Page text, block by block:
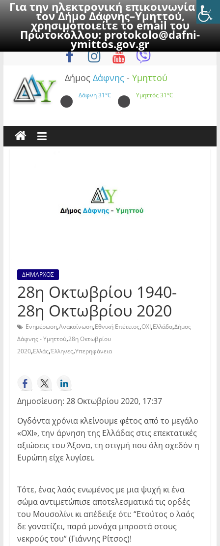
Για την ηλεκτρονική επικοινωνία με
τον Δήμο Δάφνης–Υμηττού,
χρησιμοποιείτε το email του
Πρωτοκόλλου:protokolo@dafni-
ymittos.gov.gr
to
Σάββατο, 8 Αυγούστου 2026
Δήμος Δάφνης - Υμηττού
Δάφνη31°C Υμηττός31°C
ΔΗΜΑΡΧΟΣ
28η Οκτωβρίου 1940-
28η Οκτωβρίου 2020
Ενημέρωση,Ανακοίνωση,Εθνική Επέτειος,ΟΧΙ,Ελλάδα,Δήμος
Δάφνης - Υμηττού,28η Οκτωβρίου
2020,Ελλάς,Έλληνες,Υπερηφάνεια
Δημοσίευση: 28 Οκτωβρίου 2020, 17:37
Ογδόντα χρόνια κλείνουμε φέτος από το μεγάλο
«ΟΧΙ», την άρνηση της Ελλάδας στις επεκτατικές
αξιώσεις του Άξονα, τη στιγμή που όλη σχεδόν η
Ευρώπη είχε λυγίσει.
Τότε, ένας λαός ενωμένος με μια ψυχή κι ένα
σώμα αντιμετώπισε αποτελεσματικά τις ορδές
του Μουσολίνι κι απέδειξε ότι: “Ετούτος ο λαός
δε γονατίζει, παρά μονάχα μπροστά στους
νεκρούς του” (Γιάννης Ρίτσος)!